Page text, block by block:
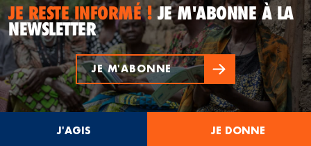
JE RESTE INFORMÉ !JE M'ABONNE À LA
NEWSLETTER
JE M'ABONNE
J'AGIS JE DONNE